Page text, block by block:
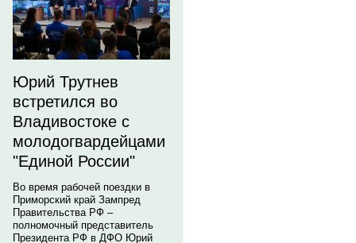
Юрий Трутнев
встретился во
Владивостоке с
молодогвардейцами
"Единой России"
Во время рабочей поездки в
Приморский край Зампред
Правительства РФ –
полномочный представитель
Президента РФ в ДФО Юрий